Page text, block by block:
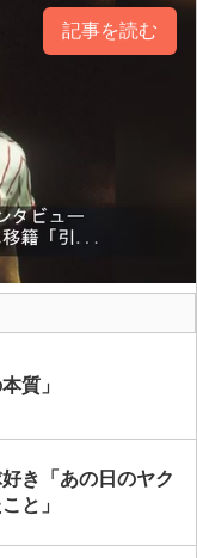
記事を読む
質」
き「あの日のヤク
と」